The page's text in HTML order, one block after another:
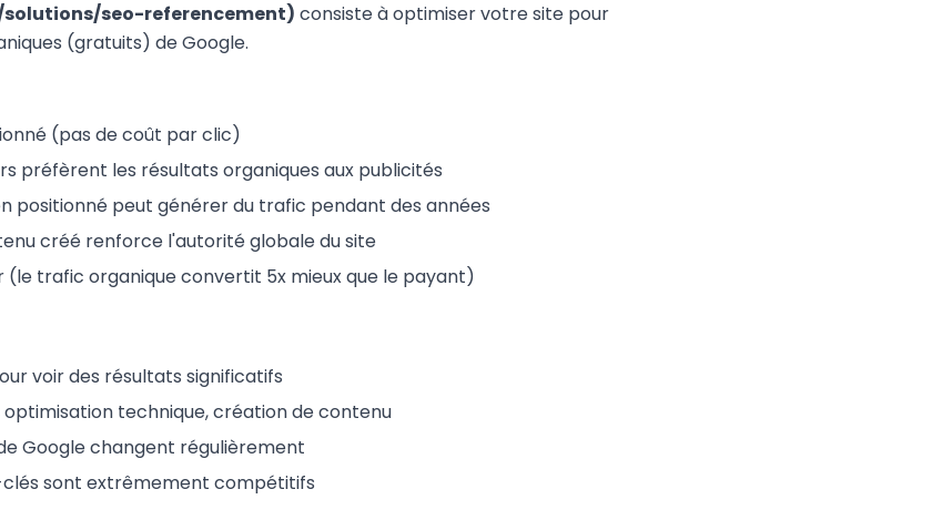
seo-referencement) consiste à optimiser votre site pour
(gratuits) de Google.
(pas de coût par clic)
préfèrent les résultats organiques aux publicités
positionné peut générer du trafic pendant des années
créé renforce l'autorité globale du site
(le trafic organique convertit 5x mieux que le payant)
voir des résultats significatifs
optimisation technique, création de contenu
Google changent régulièrement
sont extrêmement compétitifs